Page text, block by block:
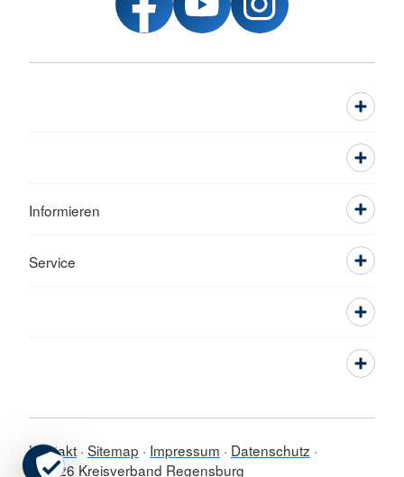
Informieren
Service
Kontakt Sitemap Impressum
Datenschutz
© 2026 Kreisverband Regensburg